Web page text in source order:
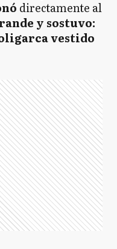
directamente al
y sostuvo:
vestido